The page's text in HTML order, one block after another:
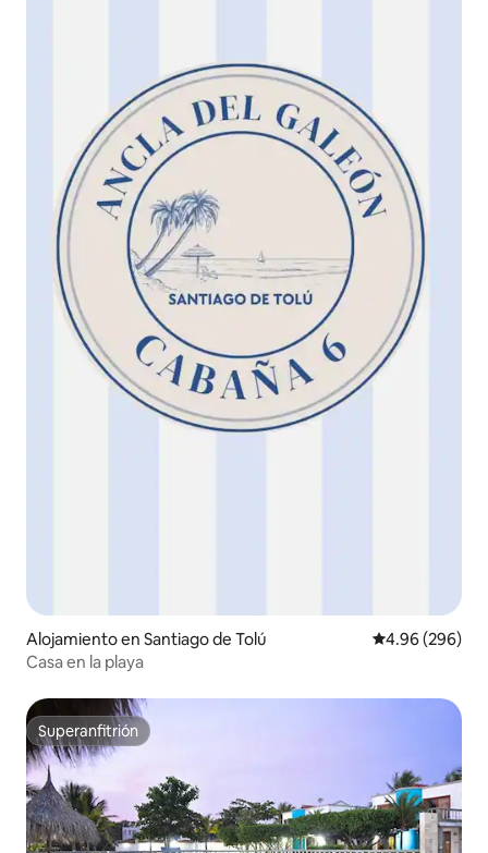
Alojamiento en Santiago de Tolú Calificación
4.96 (296)
Casa en la playa
Superanfitrión
Superanfitrión